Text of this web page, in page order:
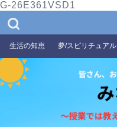
G-26E361VSD1
生活の知恵 夢/スピリチュアル